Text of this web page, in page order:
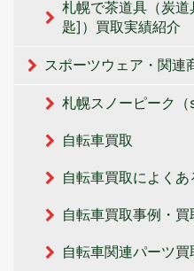
札幌で茶道具（炭
匙]）買取実績紹介
スポーツウェア・関連
札幌スノーピーク
自転車買取
自転車買取によくあ
自転車買取事例・買
自転車関連パーツ買